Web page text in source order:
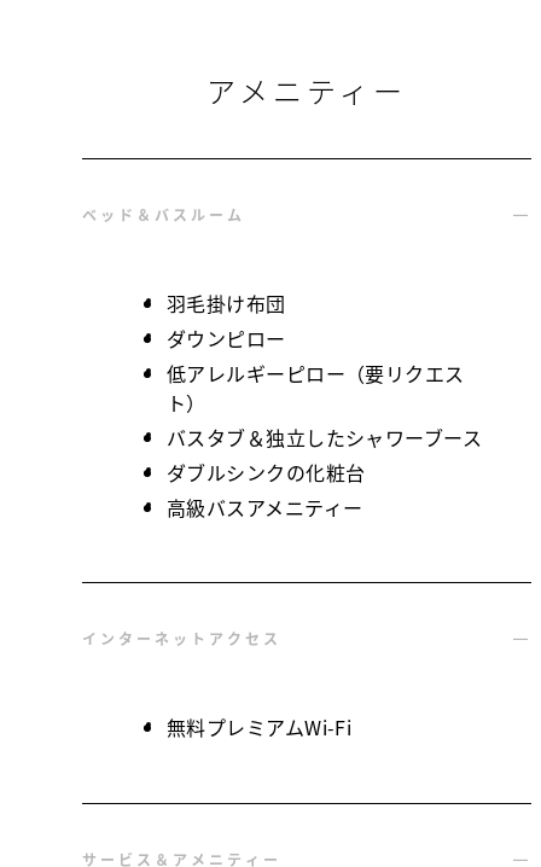
アメニティー
ベッド＆バスルーム
羽毛掛け布団
ダウンピロー
低アレルギーピロー（要リクエス
ト）
バスタブ＆独立したシャワーブース
ダブルシンクの化粧台
高級バスアメニティー
インターネットアクセス
無料プレミアムWi-Fi
サービス＆アメニティー